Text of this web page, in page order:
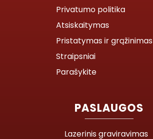
Privatumo politika
Atsiskaitymas
Pristatymas ir grąžinimas
Straipsniai
Parašykite
PASLAUGOS
Lazerinis graviravimas